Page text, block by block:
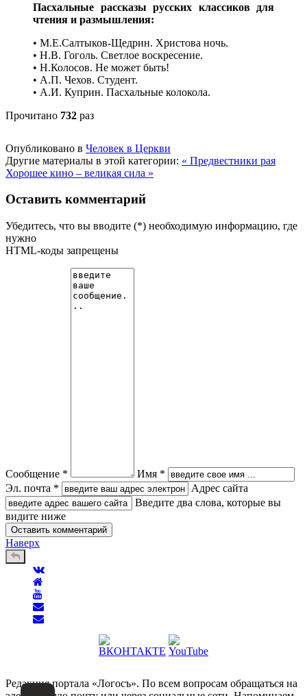
Пасхальные рассказы русских классиков для
чтения и размышления:
• М.Е.Салтыков-Щедрин. Христова ночь.
• Н.В. Гоголь. Светлое воскресение.
• Н.Колосов. Не может быть!
• А.П. Чехов. Студент.
• А.И. Куприн. Пасхальные колокола.
Прочитано 732 раз
Опубликовано в Человек в Церкви
Другие материалы в этой категории: « Предвестники рая
Хорошее кино – великая сила »
Оставить комментарий
Убедитесь, что вы вводите (*) необходимую информацию, где
нужно
HTML-коды запрещены
Сообщение *
Имя *
Эл. почта *
Адрес сайта
Введите два слова, которые вы
видите ниже
Наверх
Редакция портала «Логосъ». По всем вопросам обращаться на